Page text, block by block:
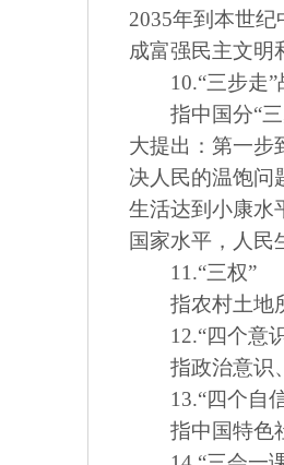
2035年到本世
成富强民主文明
10.“三步走”
指中国分“三
大提出：第一步
决人民的温饱问
生活达到小康水
国家水平，人民
11.“三权”
指农村土地所
12.“四个意
指政治意识、
13.“四个自
指中国特色社